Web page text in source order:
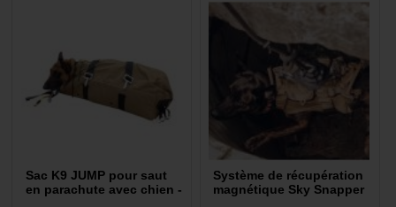
Sac K9 JUMP pour saut
en parachute avec chien -
Système de récupération
magnétique Sky Snapper